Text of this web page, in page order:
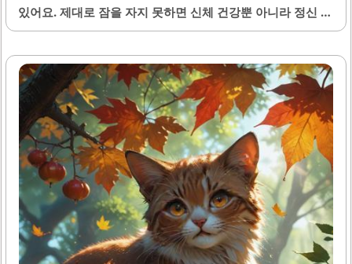
있어요. 제대로 잠을 자지 못하면 신체 건강뿐 아니라 정신 건
강에도 영향을 미쳐 일상생활에 지장이 생길 수 있어요. 오늘
은 수면 위생과 불면증 자가진단 방법에 대해 자세히 알려드
릴게요.1. 수면 위생이란 무엇인가요?수면 위생은 좋은 수면
환경과 생활 습관을 뜻해요. 규칙적인 취침 및 기상 시간 유
지, 침실 온도와 조명 조절, 그리고 침대는 오로지 잠자는 용
도로만 사용하는 것이 중요해요. 또한 전자기기 사용 제한도
큰 도움이 돼요. 스마트폰이나 컴퓨터 화면에서 나오는 블루
라이트는 멜라토닌 분비를 방해해 잠들기 어렵게 만들거든
요. 이렇게 수면 위생을 지키면 잠이 더 잘 들고 깊은 잠을 잘..